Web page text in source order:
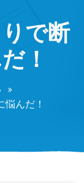
で断
！
んだ！